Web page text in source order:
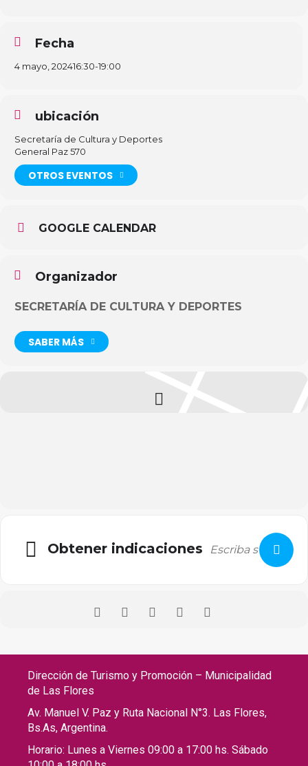
Fecha
4 mayo, 202416:30-19:00
ubicación
Secretaría de Cultura y Deportes
General Paz 570
OTROS EVENTOS
GOOGLE CALENDAR
Organizador
SECRETARÍA DE CULTURA Y DEPORTES
SABER MÁS
Obtener indicaciones
Dirección de Turismo y Promoción – Municipalidad
de Las Flores
Av. Manuel V. Paz y Ruta Nacional N°3. Las Flores,
Bs.As, Argentina.
Horario: Lunes a Viernes 09:00 a 17:00 hs. Sábado